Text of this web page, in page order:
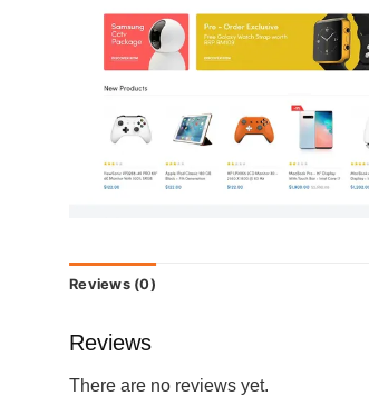
Reviews (0)
Reviews
There are no reviews yet.